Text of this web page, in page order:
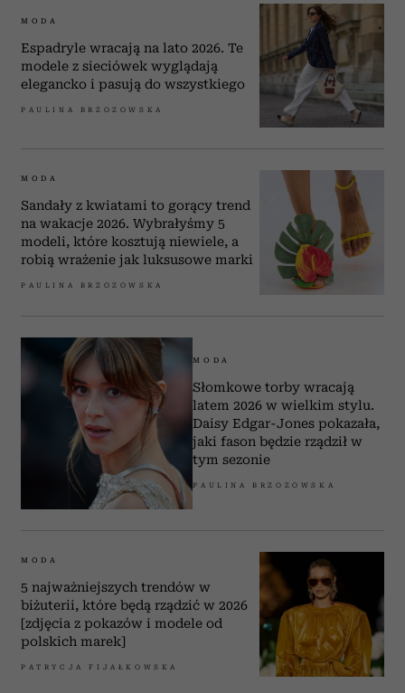
MODA
Espadryle wracają na lato 2026. Te
modele z sieciówek wyglądają
elegancko i pasują do wszystkiego
PAULINA BRZOZOWSKA
MODA
Sandały z kwiatami to gorący trend
na wakacje 2026. Wybrałyśmy 5
modeli, które kosztują niewiele, a
robią wrażenie jak luksusowe marki
PAULINA BRZOZOWSKA
MODA
Słomkowe torby wracają
latem 2026 w wielkim stylu.
Daisy Edgar-Jones pokazała,
jaki fason będzie rządził w
tym sezonie
PAULINA BRZOZOWSKA
MODA
5 najważniejszych trendów w
biżuterii, które będą rządzić w 2026
[zdjęcia z pokazów i modele od
polskich marek]
PATRYCJA FIJAŁKOWSKA